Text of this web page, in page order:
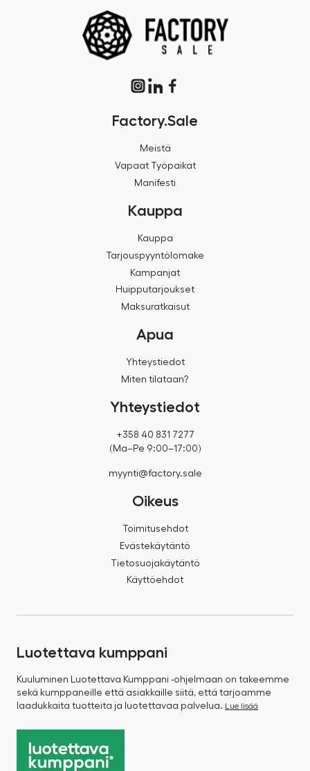
Factory.Sale
Meistä
Vapaat Työpaikat
Manifesti
Kauppa
Kauppa
Tarjouspyyntölomake
Kampanjat
Huipputarjoukset
Maksuratkaisut
Apua
Yhteystiedot
Miten tilataan?
Yhteystiedot
+358 40 831 7277
(Ma–Pe 9:00–17:00)
myynti@factory.sale
Oikeus
Toimitusehdot
Evästekäytäntö
Tietosuojakäytäntö
Käyttöehdot
Luotettava kumppani
Kuuluminen Luotettava Kumppani -ohjelmaan on takeemme
sekä kumppaneille että asiakkaille siitä, että tarjoamme
laadukkaita tuotteita ja luotettavaa palvelua.
Lue lisää